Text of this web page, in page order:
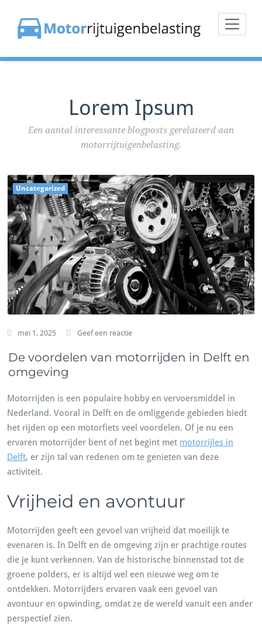
naar
inhoud
Lorem Ipsum
Een aantal interessante blogposts gerelateerd aan
motorrijtuigenbelasting.
Uncategorized
mei 1, 2025 Geef een reactie
De voordelen van motorrijden in Delft en
omgeving
Motorrijden is een populaire hobby en vervoersmiddel in
Nederland. Vooral in Delft en de omliggende gebieden biedt
het rijden op een motorfiets veel voordelen. Of je nu een
ervaren motorrijder bent of net begint met motorrijles in
Delft, er zijn tal van redenen om te genieten van deze
activiteit.
Vrijheid en avontuur
Motorrijden geeft een gevoel van vrijheid dat moeilijk te
evenaren is. In Delft en de omgeving zijn er prachtige routes
die je kunt verkennen. Van de historische binnenstad tot de
groene polders, er is altijd wel een nieuwe weg om te
ontdekken. Motorrijders ervaren vaak een gevoel van
avontuur en opwinding, omdat ze de wereld vanuit een ander
perspectief zien.